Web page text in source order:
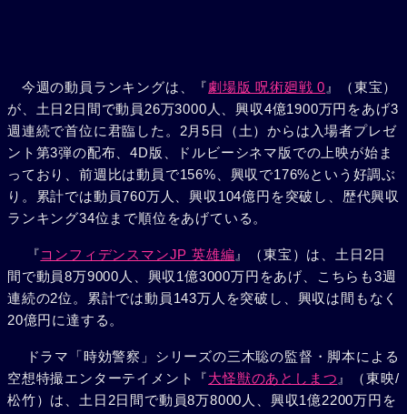
今週の動員ランキングは、『劇場版 呪術廻戦 0 』（東宝）
が、土日2日間で動員26万3000人、興収4億1900万円をあげ3
週連続で首位に君臨した。2月5日（土）からは入場者プレゼ
ント第3弾の配布、4D版、ドルビーシネマ版での上映が始ま
っており、前週比は動員で156%、興収で176%という好調ぶ
り。累計では動員760万人、興収104億円を突破し、歴代興収
ランキング34位まで順位をあげている。
『コンフィデンスマンJP 英雄編 』（東宝）は、土日2日
間で動員8万9000人、興収1億3000万円をあげ、こちらも3週
連続の2位。累計では動員143万人を突破し、興収は間もなく
20億円に達する。
ドラマ「時効警察」シリーズの三木聡の監督・脚本による
空想特撮エンターテイメント『大怪獣のあとしまつ 』（東映/
松竹）は、土日2日間で動員8万8000人、興収1億2200万円を